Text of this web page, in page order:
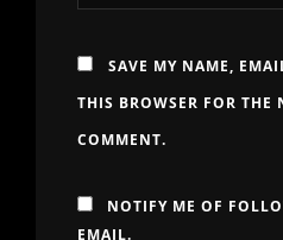
SAVE MY NAME,
THIS BROWSER FOR THE
COMMENT.
NOTIFY ME OF
EMAIL.